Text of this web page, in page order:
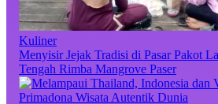
Kuliner
Menyisir Jejak Tradisi di Pasar Pakot
Tengah Rimba Mangrove Paser